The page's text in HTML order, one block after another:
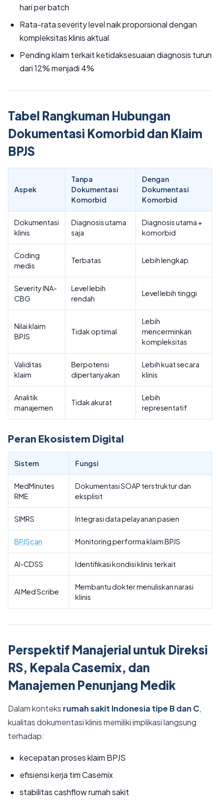
hari per batch
Rata-rata severity level naik proporsional dengan
kompleksitas klinis aktual
Pending klaim terkait ketidaksesuaian diagnosis turun
dari 12% menjadi 4%
Tabel Rangkuman Hubungan
Dokumentasi Komorbid dan Klaim
BPJS
Aspek
Tanpa
Dokumentasi
Komorbid
Dengan
Dokumentasi
Komorbid
Dokumentasi
klinis
Diagnosis utama
saja
Diagnosis utama +
komorbid
Coding
medis
Terbatas Lebih lengkap
Severity INA-
CBG
Level lebih
rendah
Level lebih tinggi
Nilai klaim
BPJS
Tidak optimal
Lebih
mencerminkan
kompleksitas
Validitas
klaim
Berpotensi
dipertanyakan
Lebih kuat secara
klinis
Analitik
manajemen
Tidak akurat
Lebih
representatif
Peran Ekosistem Digital
Sistem Fungsi
MedMinutes
RME
Dokumentasi SOAP terstruktur dan
eksplisit
SIMRS Integrasi data pelayanan pasien
BPJScan Monitoring performa klaim BPJS
AI-CDSS Identifikasi kondisi klinis terkait
AI Med Scribe
Membantu dokter menuliskan narasi
klinis
Perspektif Manajerial untuk Direksi
RS, Kepala Casemix, dan
Manajemen Penunjang Medik
Dalam konteks rumah sakit Indonesia tipe B dan C,
kualitas dokumentasi klinis memiliki implikasi langsung
terhadap:
kecepatan proses klaim BPJS
efisiensi kerja tim Casemix
stabilitas cashflow rumah sakit